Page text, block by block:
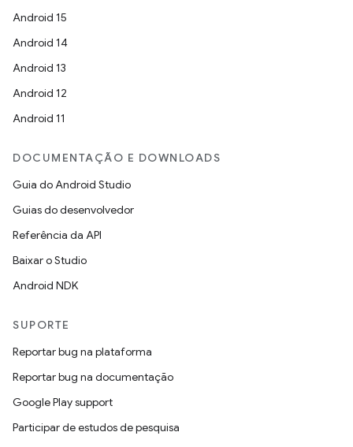
Android 15
Android 14
Android 13
Android 12
Android 11
DOCUMENTAÇÃO E DOWNLOADS
Guia do Android Studio
Guias do desenvolvedor
Referência da API
Baixar o Studio
Android NDK
SUPORTE
Reportar bug na plataforma
Reportar bug na documentação
Google Play support
Participar de estudos de pesquisa